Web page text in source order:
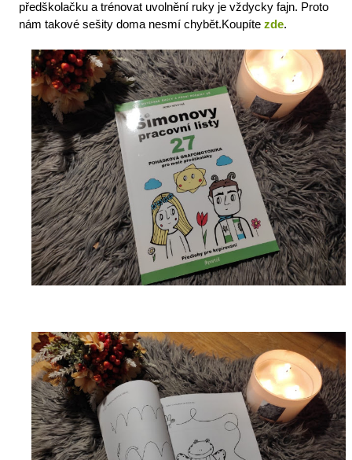
předškolačku a trénovat uvolnění ruky je vždycky fajn. Proto
nám takové sešity doma nesmí chybět.Koupíte zde.